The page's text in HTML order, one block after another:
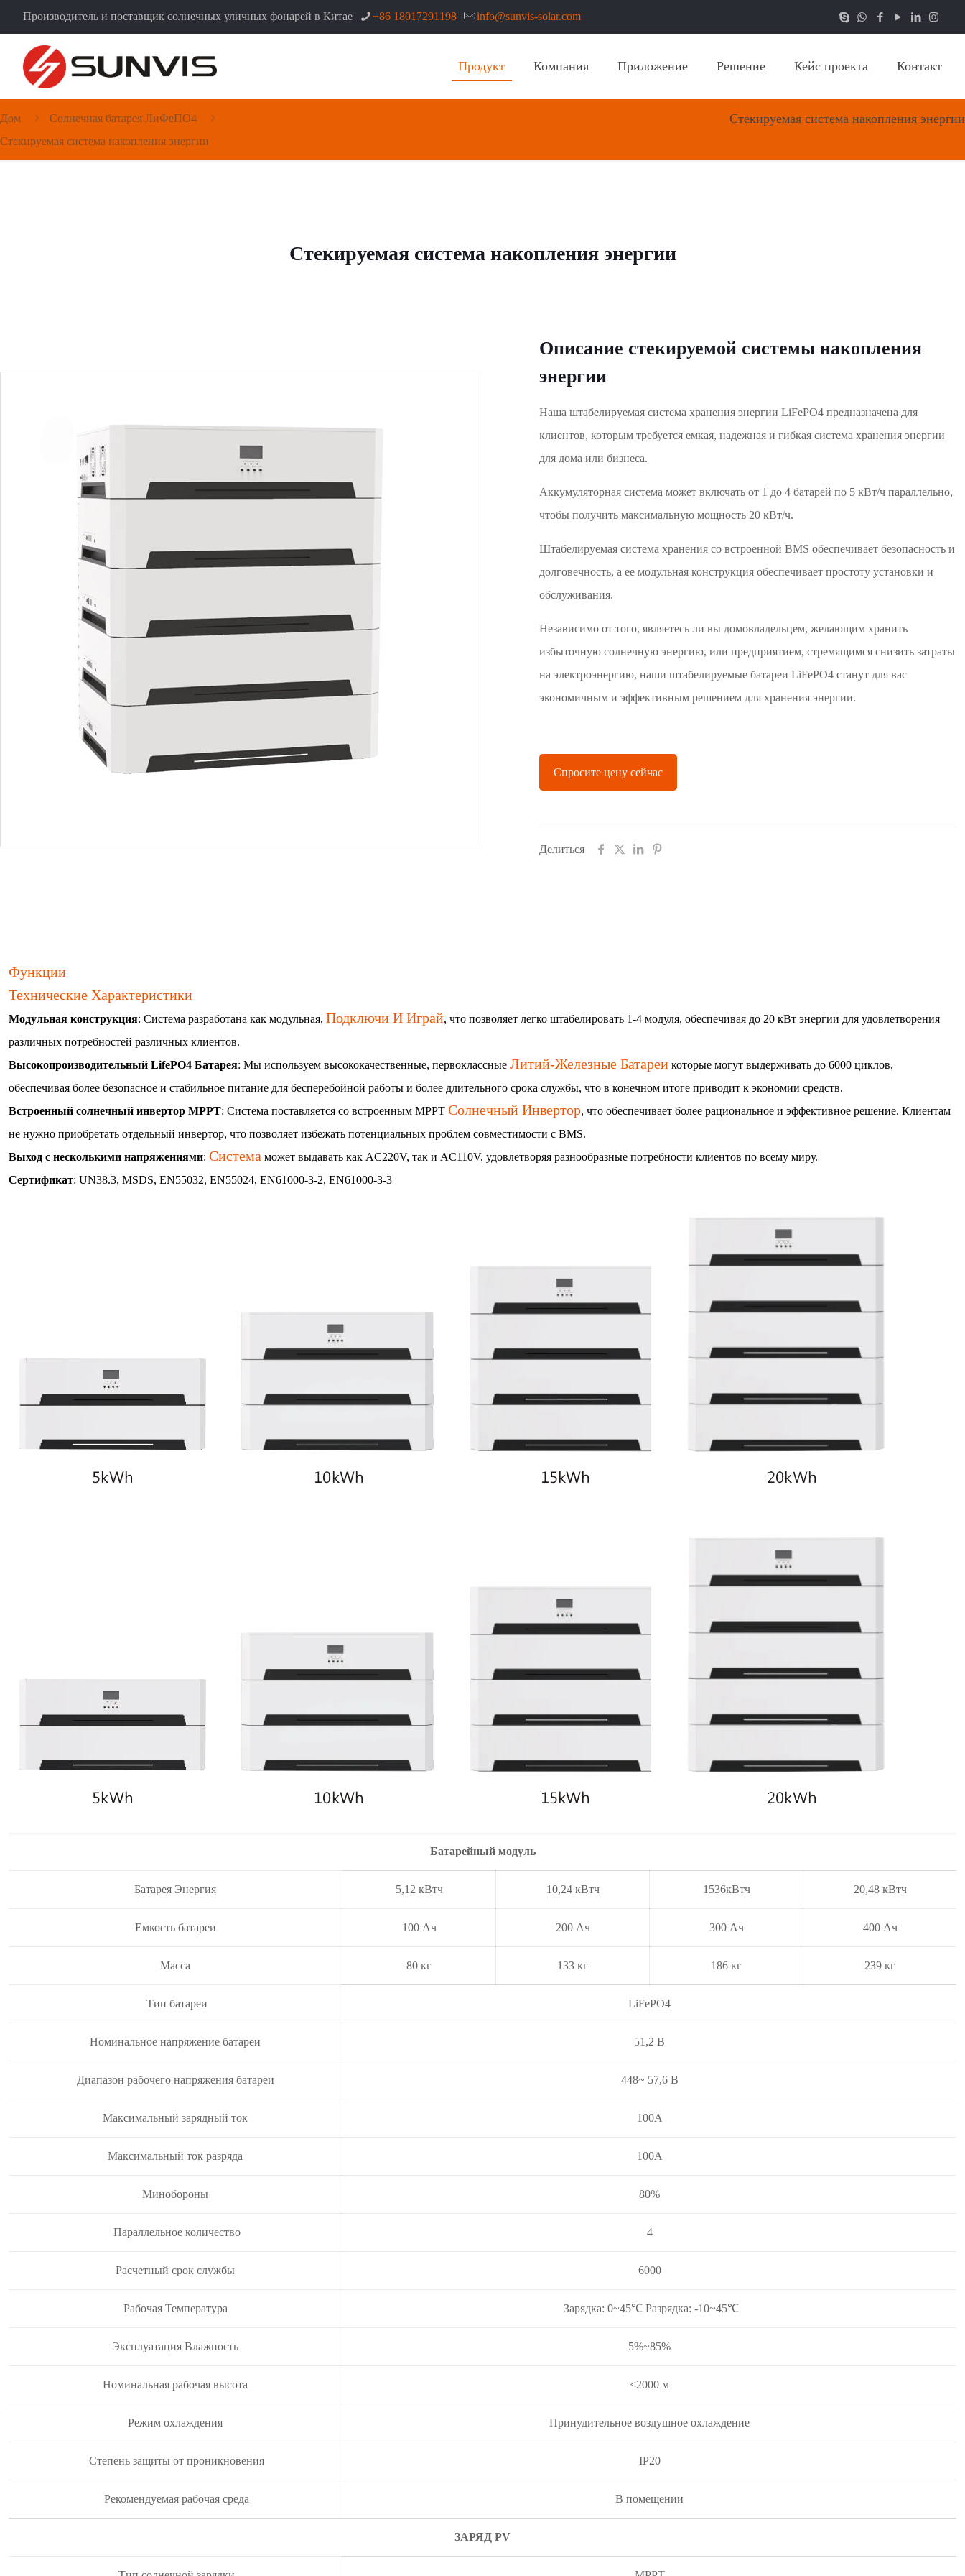
Производитель и поставщик солнечных уличных фонарей в Китае +86 18017291198 info@sunvis-solar.com
Продукт Компания Приложение Решение Кейс проекта Контакт
Стекируемая система накопления энергии
Дом
Солнечная батарея ЛиФеПО4
Стекируемая система накопления энергии
Стекируемая система накопления энергии
Описание стекируемой системы накопления
энергии
Наша штабелируемая система хранения энергии LiFePO4 предназначена для
клиентов, которым требуется емкая, надежная и гибкая система хранения энергии
для дома или бизнеса.
Аккумуляторная система может включать от 1 до 4 батарей по 5 кВт/ч параллельно,
чтобы получить максимальную мощность 20 кВт/ч.
Штабелируемая система хранения со встроенной BMS обеспечивает безопасность и
долговечность, а ее модульная конструкция обеспечивает простоту установки и
обслуживания.
Независимо от того, являетесь ли вы домовладельцем, желающим хранить
избыточную солнечную энергию, или предприятием, стремящимся снизить затраты
на электроэнергию, наши штабелируемые батареи LiFePO4 станут для вас
экономичным и эффективным решением для хранения энергии.
Спросите цену сейчас
Делиться
Функции
Технические Характеристики
Модульная конструкция: Система разработана как модульная, Подключи И Играй, что позволяет легко штабелировать 1-4 модуля, обеспечивая до 20 кВт энергии для удовлетворения
различных потребностей различных клиентов.
Высокопроизводительный LifePO4 Батарея: Мы используем высококачественные, первоклассные Литий-Железные Батареи которые могут выдерживать до 6000 циклов,
обеспечивая более безопасное и стабильное питание для бесперебойной работы и более длительного срока службы, что в конечном итоге приводит к экономии средств.
Встроенный солнечный инвертор MPPT: Система поставляется со встроенным MPPT Солнечный Инвертор, что обеспечивает более рациональное и эффективное решение. Клиентам
не нужно приобретать отдельный инвертор, что позволяет избежать потенциальных проблем совместимости с BMS.
Выход с несколькими напряжениями: Система может выдавать как AC220V, так и AC110V, удовлетворяя разнообразные потребности клиентов по всему миру.
Сертификат: UN38.3, MSDS, EN55032, EN55024, EN61000-3-2, EN61000-3-3
Батарейный модуль
Батарея Энергия 5,12 кВтч 10,24 кВтч 1536кВтч 20,48 кВтч
Емкость батареи 100 Ач 200 Ач 300 Ач 400 Ач
Масса 80 кг 133 кг 186 кг 239 кг
Тип батареи LiFePO4
Номинальное напряжение батареи 51,2 В
Диапазон рабочего напряжения батареи 448~ 57,6 В
Максимальный зарядный ток 100А
Максимальный ток разряда 100А
Минобороны 80%
Параллельное количество 4
Расчетный срок службы 6000
Рабочая Температура Зарядка: 0~45℃ Разрядка: -10~45℃
Эксплуатация Влажность 5%~85%
Номинальная рабочая высота <2000 м
Режим охлаждения Принудительное воздушное охлаждение
Степень защиты от проникновения IP20
Рекомендуемая рабочая среда В помещении
ЗАРЯД PV